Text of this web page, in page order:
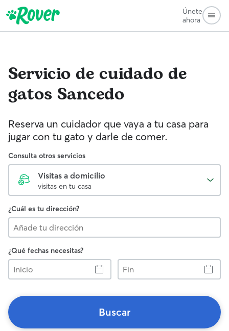
Únete
ahora
Servicio de cuidado de
gatos Sancedo
Reserva un cuidador que vaya a tu casa para
jugar con tu gato y darle de comer.
Consulta otros servicios
Visitas a domicilio
visitas en tu casa
¿Cuál es tu dirección?
¿Qué fechas necesitas?
Inicio
Fin
Buscar